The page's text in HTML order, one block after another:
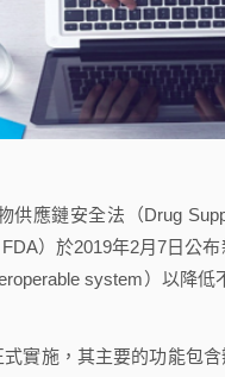
應鏈安全法（Drug
FDA）於2019年2月7日
system）以降
施，其主要的功能包含